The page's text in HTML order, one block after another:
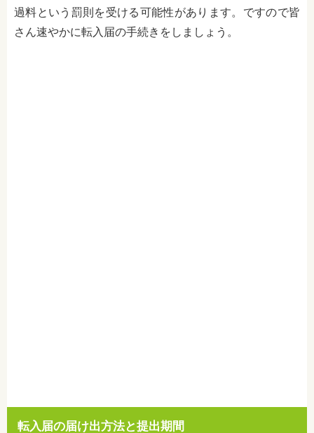
過料という罰則を受ける可能性があります。ですので皆
さん速やかに転入届の手続きをしましょう。
転入届の届け出方法と提出期間